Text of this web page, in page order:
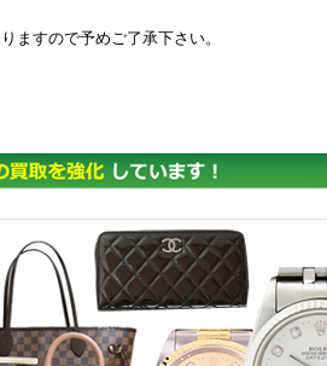
ますので予めご了承下さい。